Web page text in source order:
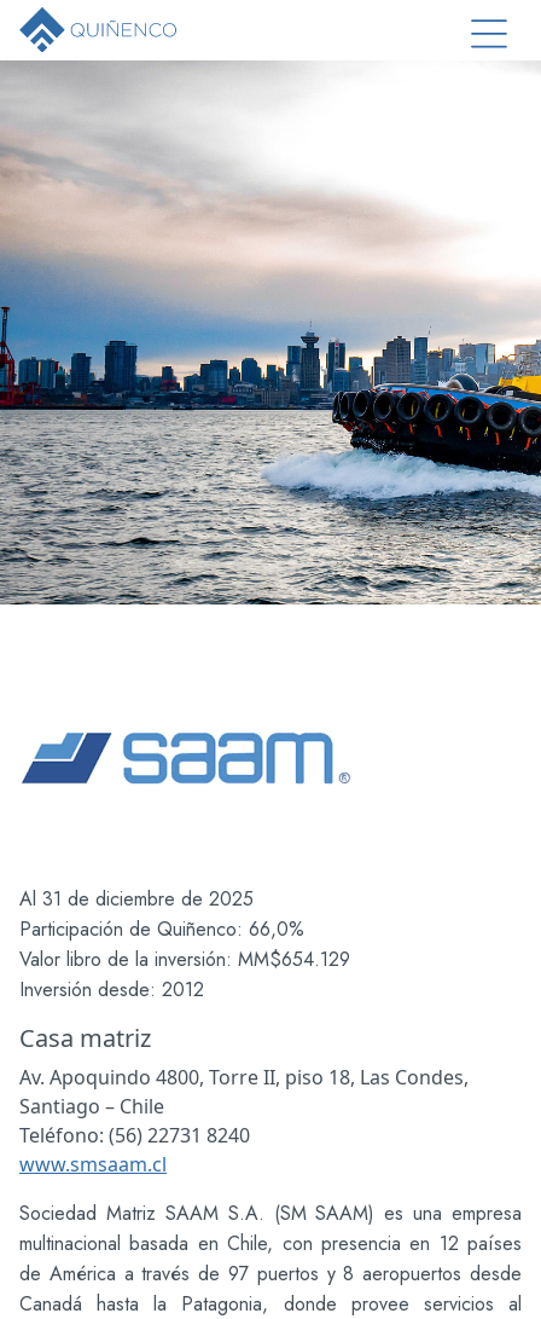
Al 31 de diciembre de 2025
Participación de Quiñenco: 66,0%
Valor libro de la inversión: MM$654.129
Inversión desde: 2012
Casa matriz
Av. Apoquindo 4800, Torre II, piso 18, Las Condes,
Santiago – Chile
Teléfono: (56) 22731 8240
www.smsaam.cl
Sociedad Matriz SAAM S.A. (SM SAAM) es una empresa
multinacional basada en Chile, con presencia en 12 países
de América a través de 97 puertos y 8 aeropuertos desde
Canadá hasta la Patagonia, donde provee servicios al